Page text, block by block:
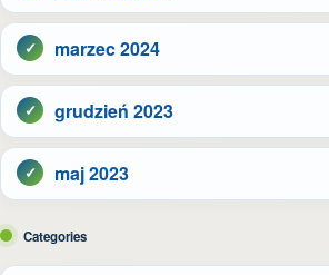
marzec 2024
grudzień 2023
maj 2023
Categories